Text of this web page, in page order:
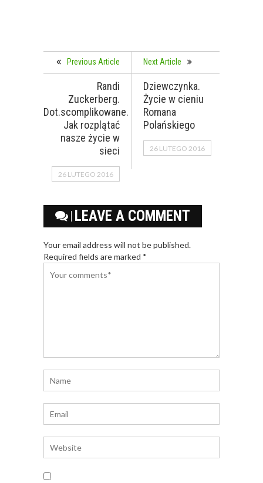
Previous Article
Randi
Zuckerberg.
Dot.scomplikowane.
Jak rozplątać
nasze życie w
sieci
26 LUTEGO 2016
Next Article
Dziewczynka.
Życie w cieniu
Romana
Polańskiego
26 LUTEGO 2016
LEAVE A COMMENT
Your email address will not be published.
Required fields are marked *